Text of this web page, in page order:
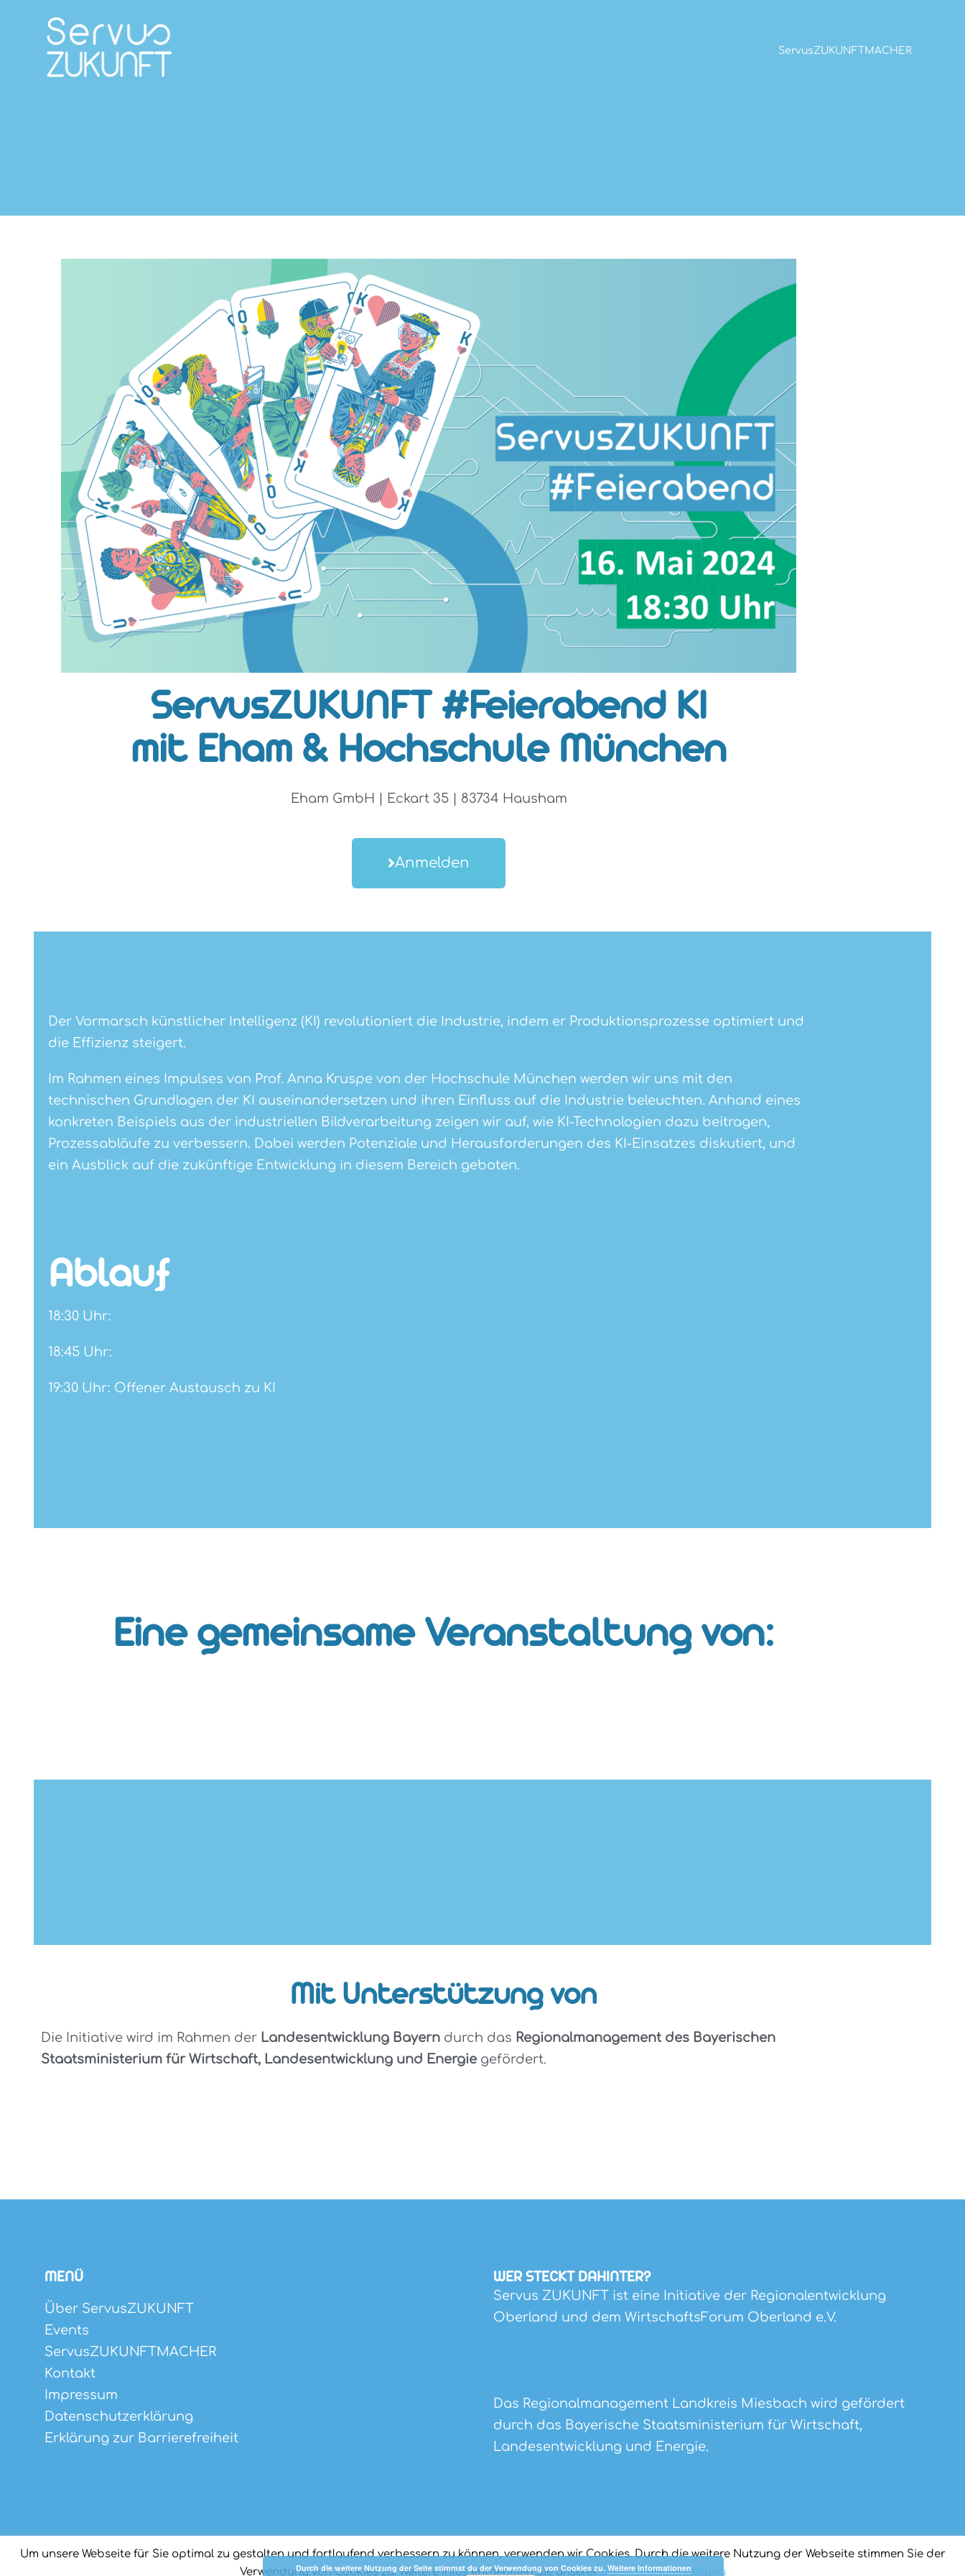
ServusZUKUNFTMACHER
ServusZUKUNFT #Feierabend KI
mit Eham & Hochschule München
Eham GmbH | Eckart 35 | 83734 Hausham
Anmelden
Der Vormarsch künstlicher Intelligenz (KI) revolutioniert die Industrie, indem er Produktionsprozesse optimiert und
die Effizienz steigert.
Im Rahmen eines Impulses von Prof. Anna Kruspe von der Hochschule München werden wir uns mit den
technischen Grundlagen der KI auseinandersetzen und ihren Einfluss auf die Industrie beleuchten. Anhand eines
konkreten Beispiels aus der industriellen Bildverarbeitung zeigen wir auf, wie KI-Technologien dazu beitragen,
Prozessabläufe zu verbessern. Dabei werden Potenziale und Herausforderungen des KI-Einsatzes diskutiert, und
ein Ausblick auf die zukünftige Entwicklung in diesem Bereich geboten.
Ablauf
18:30 Uhr:
18:45 Uhr:
19:30 Uhr: Offener Austausch zu KI
Eine gemeinsame Veranstaltung von:
Mit Unterstützung von
Die Initiative wird im Rahmen der Landesentwicklung Bayern durch das Regionalmanagement des Bayerischen
Staatsministerium für Wirtschaft, Landesentwicklung und Energie gefördert.
MENÜ
Über ServusZUKUNFT
Events
ServusZUKUNFTMACHER
Kontakt
Impressum
Datenschutzerklärung
Erklärung zur Barrierefreiheit
WER STECKT DAHINTER?
Servus ZUKUNFT ist eine Initiative der Regionalentwicklung
Oberland und dem WirtschaftsForum Oberland e.V.
Das Regionalmanagement Landkreis Miesbach wird gefördert
durch das Bayerische Staatsministerium für Wirtschaft,
Landesentwicklung und Energie.
Um unsere Webseite für Sie optimal zu gestalten und fortlaufend verbessern zu können, verwenden wir Cookies. Durch die weitere Nutzung der Webseite stimmen Sie der
Verwendung von Cookies zu. Weitere Infos entnehmen Sie unsererDatenschutzerklärung
Durch die weitere Nutzung der Seite stimmst du der Verwendung von Cookies zu. Weitere Informationen